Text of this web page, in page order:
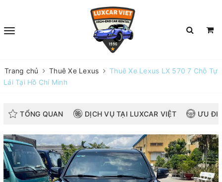
Trang chủ Thuê Xe Lexus
Thuê Xe Lexus LX 570 7 Chỗ Tự
Lái Tại Hồ Chí Minh
TỔNG QUAN DỊCH VỤ TẠI LUXCAR VIỆT ƯU